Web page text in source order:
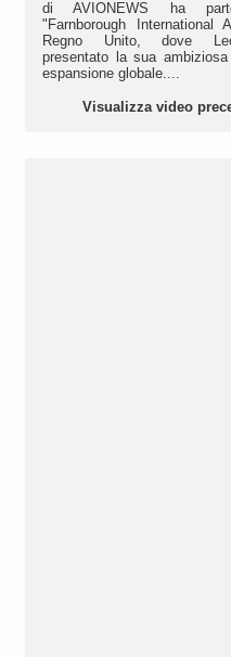
di AVIONEWS ha
"Farnborough International
Regno Unito, dove
presentato la sua
espansione globale....
Visualizza video